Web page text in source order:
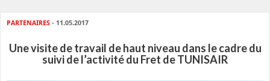
PARTENAIRES - 11.05.2017
Une visite de travail de haut niveau dans le cadre du
suivi de l’activité du Fret de TUNISAIR